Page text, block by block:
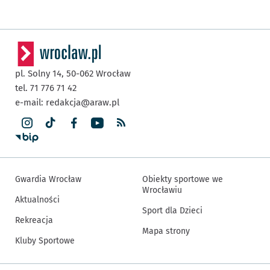
pl. Solny 14, 50-062 Wrocław
tel. 71 776 71 42
e-mail: redakcja@araw.pl
Gwardia Wrocław
Aktualności
Rekreacja
Kluby Sportowe
Obiekty sportowe we
Wrocławiu
Sport dla Dzieci
Mapa strony